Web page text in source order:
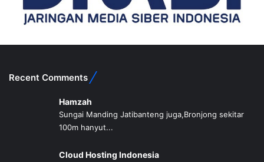
Recent Comments
Hamzah
Sungai Manding Jatibanteng juga,Bronjong sekitar
100m hanyut...
Cloud Hosting Indonesia